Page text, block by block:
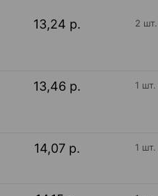
13,24 р. 2 шт.
13,46 р. 1 шт.
14,07 р. 1 шт.